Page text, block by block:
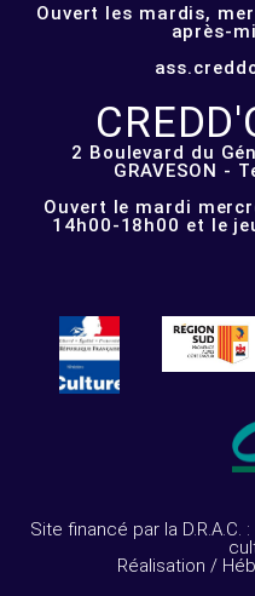
Ouvert les mardis,
après-
2 Boulevard du
GRAVESON -
Ouvert le mardi
14h00-18h00 et le
Site financé par la
Réalisation /